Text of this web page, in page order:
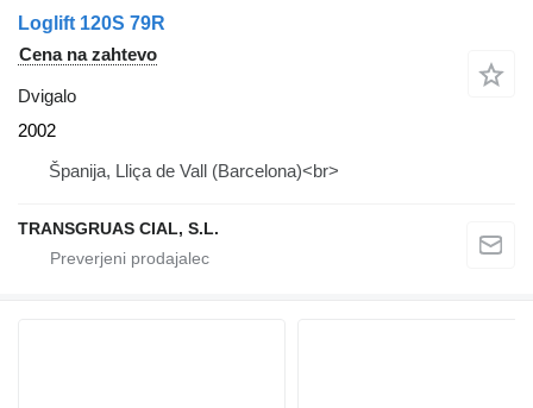
Loglift 120S 79R
Cena na zahtevo
Dvigalo
2002
Španija, Lliça de Vall (Barcelona)<br>
TRANSGRUAS CIAL, S.L.